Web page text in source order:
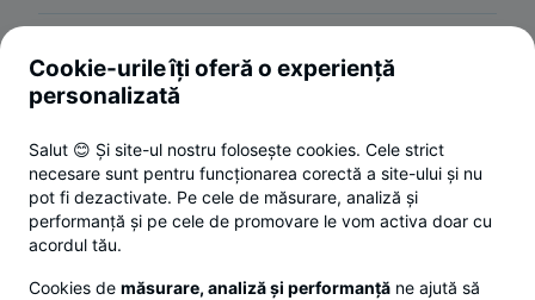
Termeni și condiții
Politica de confidențialitate
ANPC
Setări cookies
© 2026 Toate drepturile rezervate.
Cookie-urile îți oferă o experiență
personalizată
Salut 😊 Și site-ul nostru folosește cookies. Cele strict
necesare sunt pentru funcționarea corectă a site-ului și nu
pot fi dezactivate. Pe cele de măsurare, analiză și
performanță și pe cele de promovare le vom activa doar cu
acordul tău.
Cookies de măsurare, analiză și performanță ne ajută să